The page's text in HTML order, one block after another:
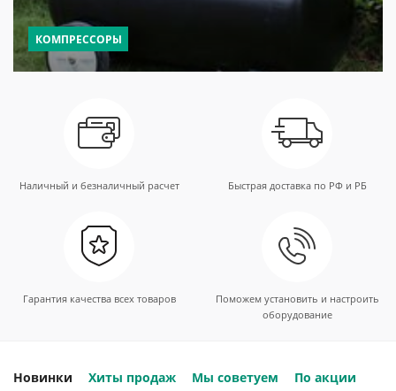
КОМПРЕССОРЫ
Наличный и безналичный расчет Быстрая доставка по РФ и РБ
Гарантия качества всех товаров
Поможем установить и настроить
оборудование
Новинки Хиты продаж Мы советуем По акции